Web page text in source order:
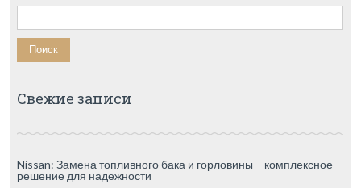
Найти:
Свежие записи
Nissan: Замена топливного бака и горловины – комплексное
решение для надежности